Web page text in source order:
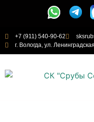
+7 (911) 540-90-62
г. Вологда, ул.